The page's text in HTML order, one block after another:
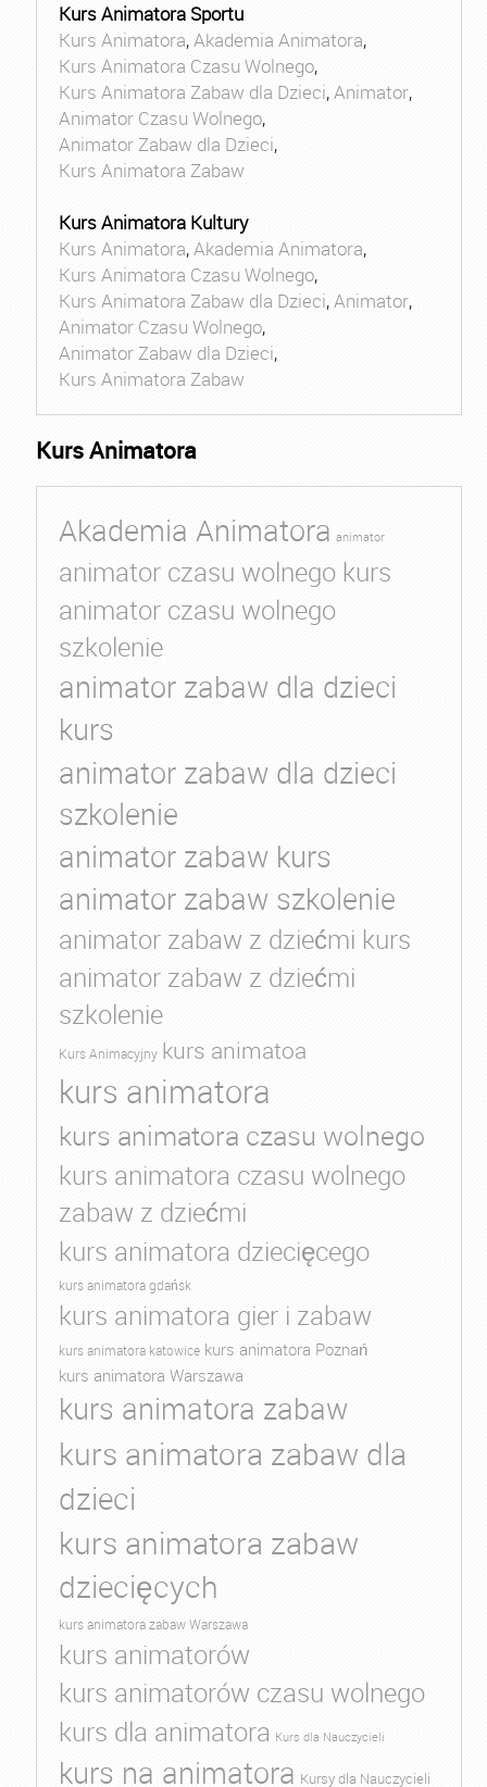
Kurs Animatora Sportu
Kurs Animatora,Akademia Animatora,
Kurs Animatora Czasu Wolnego,
Kurs Animatora Zabaw dla Dzieci,Animator,
Animator Czasu Wolnego,
Animator Zabaw dla Dzieci,
Kurs Animatora Zabaw
Kurs Animatora Kultury
Kurs Animatora,Akademia Animatora,
Kurs Animatora Czasu Wolnego,
Kurs Animatora Zabaw dla Dzieci,Animator,
Animator Czasu Wolnego,
Animator Zabaw dla Dzieci,
Kurs Animatora Zabaw
Kurs Animatora
Akademia Animatora animator
animator czasu wolnego kurs
animator czasu wolnego
szkolenie
animator zabaw dla dzieci
kurs
animator zabaw dla dzieci
szkolenie
animator zabaw kurs
animator zabaw szkolenie
animator zabaw z dziećmi kurs
animator zabaw z dziećmi
szkolenie
Kurs Animacyjny kurs animatoa
kurs animatora
kurs animatora czasu wolnego
kurs animatora czasu wolnego
zabaw z dziećmi
kurs animatora dziecięcego
kurs animatora gdańsk
kurs animatora gier i zabaw
kurs animatora katowice kurs animatora Poznań
kurs animatora Warszawa
kurs animatora zabaw
kurs animatora zabaw dla
dzieci
kurs animatora zabaw
dziecięcych
kurs animatora zabaw Warszawa
kurs animatorów
kurs animatorów czasu wolnego
kurs dla animatora Kurs dla Nauczycieli
kurs na animatora Kursy dla Nauczycieli